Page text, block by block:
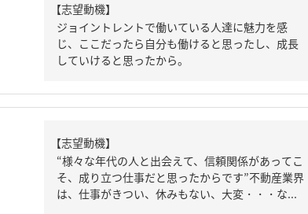
【志望動機】
ジョイントレントで働いている人達に魅力を感
じ、ここだったら自分も働けると思ったし、成長
していけると思ったから。
【志望動機】
“様々な年代の人と出会えて、信頼関係があってこ
そ、成り立つ仕事だと思ったからです”不動産業界
は、仕事がきつい、休みもない、大変・・・な...